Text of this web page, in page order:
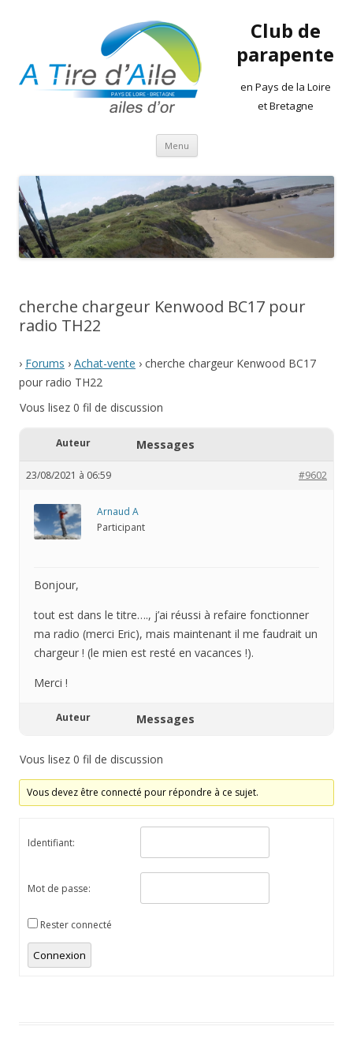
Club de
parapente
en Pays de la Loire
et Bretagne
Menu Aller
contenu
cherche chargeur Kenwood BC17 pour
radio TH22
› Forums › Achat-vente › cherche chargeur Kenwood BC17
pour radio TH22
Vous lisez 0 fil de discussion
Auteur Messages
23/08/2021 à 06:59 #9602
Arnaud A
Participant
Bonjour,
tout est dans le titre…., j’ai réussi à refaire fonctionner
ma radio (merci Eric), mais maintenant il me faudrait un
chargeur ! (le mien est resté en vacances !).
Merci !
Auteur Messages
Vous lisez 0 fil de discussion
Vous devez être connecté pour répondre à ce sujet.
Identifiant:
Mot de passe:
Rester connecté
Connexion